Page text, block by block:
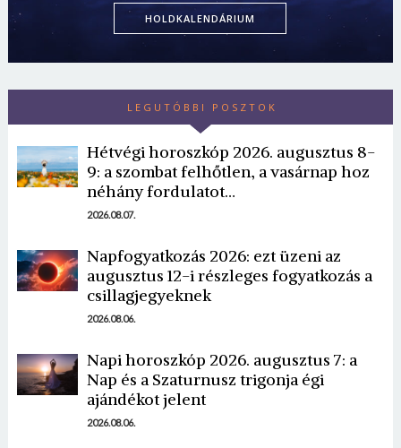
HOLDKALENDÁRIUM
LEGUTÓBBI POSZTOK
Hétvégi horoszkóp 2026. augusztus 8-
9: a szombat felhőtlen, a vasárnap hoz
néhány fordulatot…
2026.08.07.
Napfogyatkozás 2026: ezt üzeni az
augusztus 12-i részleges fogyatkozás a
csillagjegyeknek
2026.08.06.
Napi horoszkóp 2026. augusztus 7: a
Nap és a Szaturnusz trigonja égi
ajándékot jelent
2026.08.06.
Borsonline bejelentkezés
E-mail cím vagy felhasználónév
Jelszó